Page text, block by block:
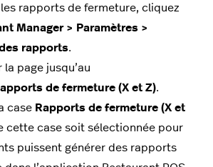
rapports de fermeture, cliquez
Manager > Paramètres >
rapports.
la page jusqu’au
de fermeture (X et Z).
case Rapports de fermeture (X et
cette case soit sélectionnée pour
puissent générer des rapports